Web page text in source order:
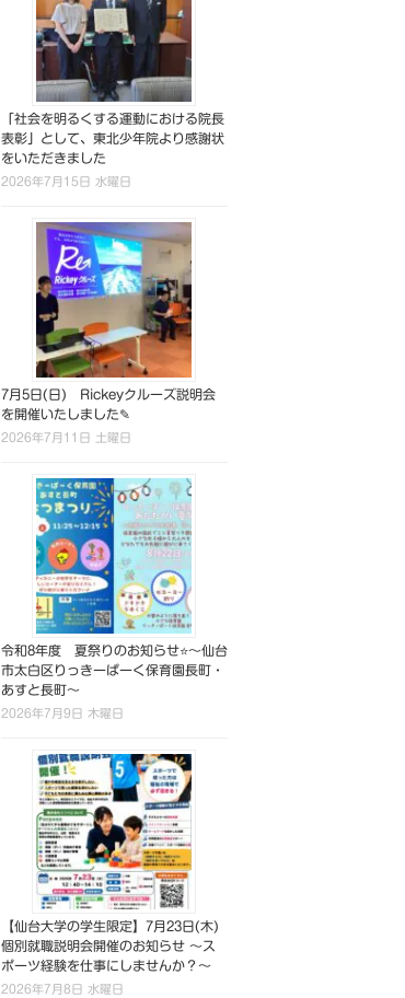
「社会を明るくする運動における院長
表彰」として、東北少年院より感謝状
をいただきました
2026年7月15日 水曜日
7月5日(日) Rickeyクルーズ説明会
を開催いたしました✎
2026年7月11日 土曜日
令和8年度 夏祭りのお知らせ⭐～仙台
市太白区りっきーぱーく保育園長町・
あすと長町～
2026年7月9日 木曜日
【仙台大学の学生限定】7月23日(木)
個別就職説明会開催のお知らせ ～ス
ポーツ経験を仕事にしませんか？～
2026年7月8日 水曜日